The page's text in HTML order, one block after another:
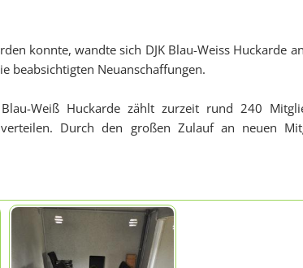
konnte, wandte sich DJK Blau-Weiss Huckarde
beabsichtigten Neuanschaffungen.
Weiß Huckarde zählt zurzeit rund 240
verteilen. Durch den großen Zulauf an neuen